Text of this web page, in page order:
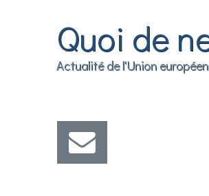
Quoi de
Actualité de l'Union